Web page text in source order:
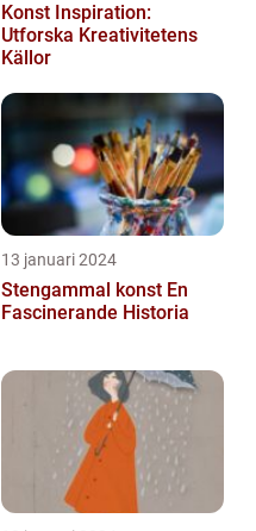
Konst Inspiration:
Utforska Kreativitetens
Källor
13 januari 2024
Stengammal konst En
Fascinerande Historia